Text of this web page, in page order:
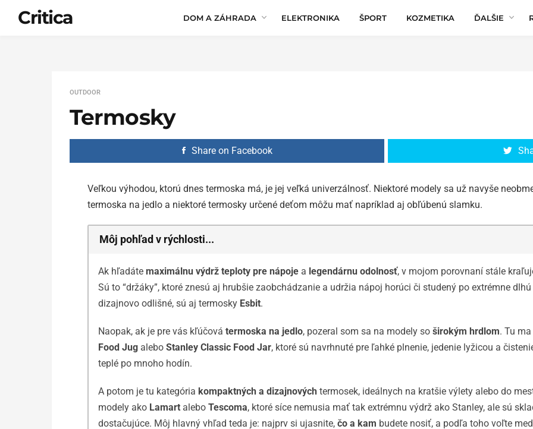
Critica DOM A ZÁHRADA ELEKTRONIKA ŠPORT KOZMETIKA ĎALŠIE
OUTDOOR
Termosky
Share on Facebook
Veľkou výhodou, ktorú dnes termoska má, je jej veľká univerzálnosť. Niektoré modely sa už navyše
termoska na jedlo a niektoré termosky určené deťom môžu mať napríklad aj obľúbenú slamku.
Môj pohľad v rýchlosti...
Ak hľadáte maximálnu výdrž teploty pre nápoje a legendárnu odolnosť, v mojom porovnaní stále
Sú to “držáky”, ktoré znesú aj hrubšie zaobchádzanie a udržia nápoj horúci či studený po extrémne
dizajnovo odlišné, sú aj termosky Esbit.
Naopak, ak je pre vás kľúčová termoska na jedlo, pozeral som sa na modely so širokým hrdlom. Tu
Food Jug alebo Stanley Classic Food Jar, ktoré sú navrhnuté pre ľahké plnenie, jedenie lyžicou a
teplé po mnoho hodín.
A potom je tu kategória kompaktných a dizajnových termosek, ideálnych na kratšie výlety alebo do
modely ako Lamart alebo Tescoma, ktoré síce nemusia mať tak extrémnu výdrž ako Stanley, ale sú
dostačujúce. Môj hlavný vhľad teda je: najprv si ujasnite, čo a kam budete nosiť, a podľa toho voľte